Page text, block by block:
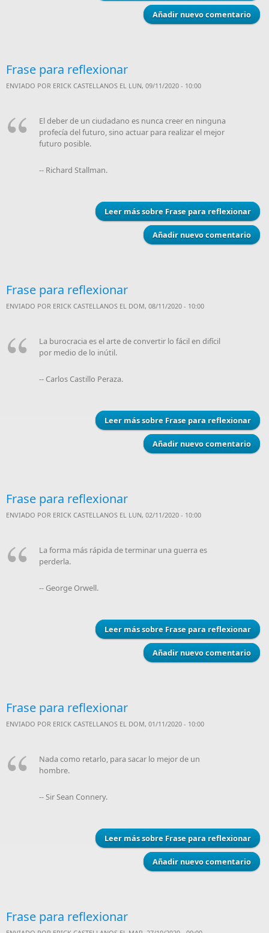
Añadir nuevo comentario
Frase para reflexionar
ENVIADO POR ERICK CASTELLANOS EL LUN, 09/11/2020 - 10:00
El deber de un ciudadano es nunca creer en ninguna
profecía del futuro, sino actuar para realizar el mejor
futuro posible.
-- Richard Stallman.
Leer mássobre Frase para reflexionar
Añadir nuevo comentario
Frase para reflexionar
ENVIADO POR ERICK CASTELLANOS EL DOM, 08/11/2020 - 10:00
La burocracia es el arte de convertir lo fácil en difícil
por medio de lo inútil.
-- Carlos Castillo Peraza.
Leer mássobre Frase para reflexionar
Añadir nuevo comentario
Frase para reflexionar
ENVIADO POR ERICK CASTELLANOS EL LUN, 02/11/2020 - 10:00
La forma más rápida de terminar una guerra es
perderla.
-- George Orwell.
Leer mássobre Frase para reflexionar
Añadir nuevo comentario
Frase para reflexionar
ENVIADO POR ERICK CASTELLANOS EL DOM, 01/11/2020 - 10:00
Nada como retarlo, para sacar lo mejor de un
hombre.
-- Sir Sean Connery.
Leer mássobre Frase para reflexionar
Añadir nuevo comentario
Frase para reflexionar